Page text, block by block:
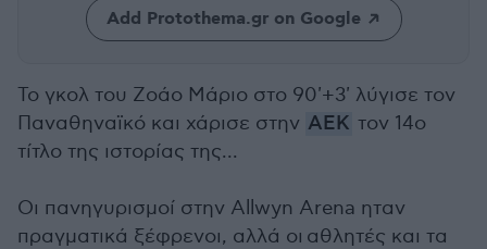
Add Protothema.gr on Google
Το γκολ του Ζοάο Μάριο στο 90'+3' λύγισε τον
Παναθηναϊκό και χάρισε στην ΑΕΚ τον 14ο
τίτλο της ιστορίας της...
Οι πανηγυρισμοί στην Allwyn Arena ηταν
πραγματικά ξέφρενοι, αλλά οι αθλητές και τα